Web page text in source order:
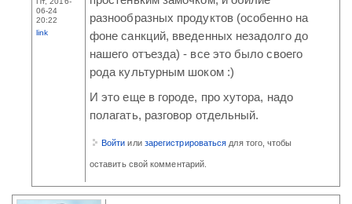
06-24
20:22
link
разнообразных продуктов (особенно на
фоне санкций, введенных незадолго до
нашего отъезда) - все это было своего
рода культурным шоком :)
И это еще в городе, про хутора, надо
полагать, разговор отдельный.
Войти или зарегистрироваться для того, чтобы
оставить свой комментарий.